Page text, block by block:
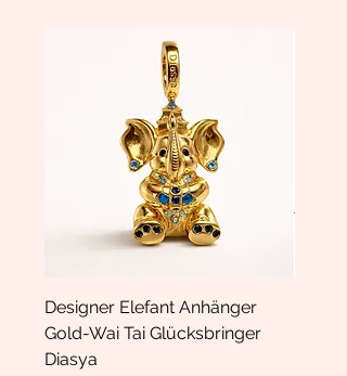
Designer Elefant Anhänger
Gold-Wai Tai Glücksbringer
Diasya